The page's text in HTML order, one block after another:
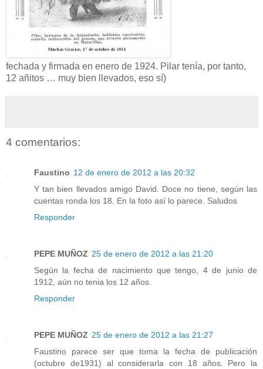
fechada y firmada en enero de 1924. Pilar tenía, por tanto,
12 añitos … muy bien llevados, eso sí)
4 comentarios:
Faustino 12 de enero de 2012 a las 20:32
Y tan bien llevados amigo David. Doce no tiene, según las
cuentas ronda los 18. En la foto así lo parece. Saludos
Responder
PEPE MUÑOZ 25 de enero de 2012 a las 21:20
Según la fecha de nacimiento que tengo, 4 de junio de
1912, aún no tenia los 12 años.
Responder
PEPE MUÑOZ 25 de enero de 2012 a las 21:27
Faustino parece ser que toma la fecha de publicación
(octubre de1931) al considerarla con 18 años. Pero la